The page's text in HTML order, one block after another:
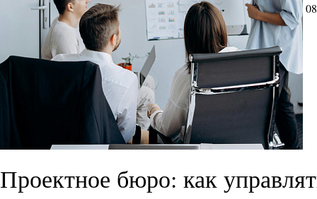
Проектное бюро: как